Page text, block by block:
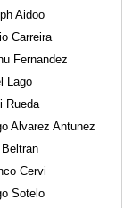
Aidoo
Carreira
Fernandez
Lago
Rueda
Alvarez Antunez
Beltran
Cervi
Sotelo